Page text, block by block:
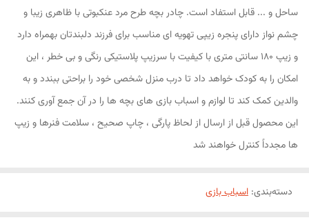
ساحل و ... قابل استفاد است. چادر بچه طرح مرد عنکبوتی با ظاهری زیبا و
چشم نواز دارای پنجره زیپی تهویه ای مناسب برای فرزند دلبندتان بهمراه دارد
و زیپ 180 سانتی متری با کیفیت با سرزیپ پلاستیکی رنگی و بی خطر ، این
امکان را به کودک خواهد داد تا درب منزل شخصی خود را براحتی ببندد و به
والدین کمک کند تا لوازم و اسباب بازی های بچه ها را در آن جمع آوری کنند.
این محصول قبل از ارسال از لحاظ پارگی ، چاپ صحیح ، سلامت فنرها و زیپ
ها مجدداً کنترل خواهند شد
دسته‌بندی: اسباب بازی